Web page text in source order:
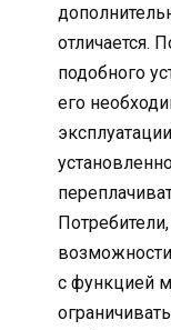
отличается.
подобного
его
с функцией